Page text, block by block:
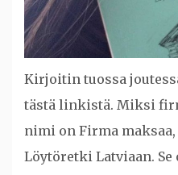
Kirjoitin tuossa
tästä linkistä. Miksi
nimi on Firma
Löytöretki Latviaan.